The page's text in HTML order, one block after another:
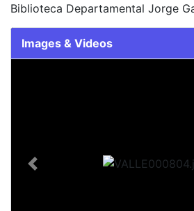
Biblioteca Departamental Jorge
Images & Videos
Previous